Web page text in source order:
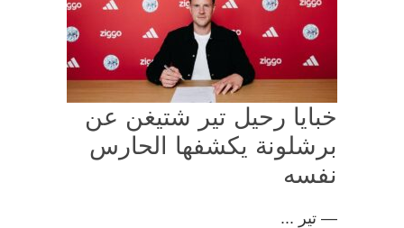
خبايا رحيل تير شتيغن عن
برشلونة يكشفها الحارس
نفسه
— تير ...